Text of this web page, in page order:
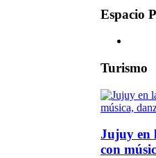
Espacio
Turismo
Jujuy en
con